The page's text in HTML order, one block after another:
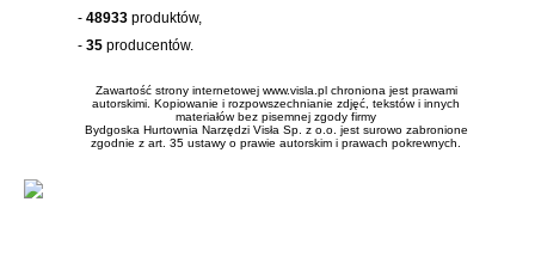
- 48933 produktów,
- 35 producentów.
Zawartość strony internetowej www.visla.pl chroniona jest prawami
autorskimi. Kopiowanie i rozpowszechnianie zdjęć, tekstów i innych
materiałów bez pisemnej zgody firmy
Bydgoska Hurtownia Narzędzi Visła Sp. z o.o. jest surowo zabronione
zgodnie z art. 35 ustawy o prawie autorskim i prawach pokrewnych.